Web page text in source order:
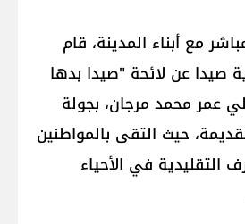
مع أبناء المدينة، قام
صيدا عن لائحة "صيدا بدها
عمر محمد مرجان، بجولة
حيث التقى بالمواطنين
التقليدية في الأحياء